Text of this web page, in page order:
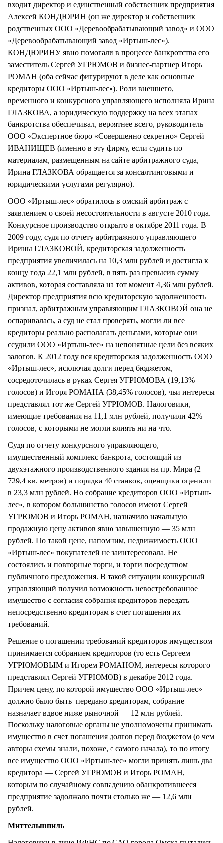
входит директор и единственный собственник предприятия
Алексей КОНДЮРИН (он же директор и собственник
родственных ООО «Деревообрабатывающий завод» и ООО
«Деревообрабатывающий завод «Иртыш-лес»).
КОНДЮРИНУ явно помогали в процессе банкротства его
заместитель Сергей УГРЮМОВ и бизнес-партнер Игорь
РОМАН (оба сейчас фигурируют в деле как основные
кредиторы ООО «Иртыш-лес»). Роли внешнего,
временного и конкурсного управляющего исполняла Ирина
ГЛАЗКОВА, а юридическую поддержку на всех этапах
банкротства обеспечивал, вероятнее всего, руководитель
ООО «Экспертное бюро «Совершенно секретно» Сергей
ИВАНИЩЕВ (именно в эту фирму, если судить по
материалам, размещенным на сайте арбитражного суда,
Ирина ГЛАЗКОВА обращается за консалтинговыми и
юридическими услугами регулярно).
ООО «Иртыш-лес» обратилось в омский арбитраж с
заявлением о своей несостоятельности в августе 2010 года.
Конкурсное производство открыто в октябре 2011 года. В
2009 году, судя по отчету арбитражного управляющего
Ирины ГЛАЗКОВОЙ, кредиторская задолженность
предприятия увеличилась на 10,3 млн рублей и достигла к
концу года 22,1 млн рублей, в пять раз превысив сумму
активов, которая составляла на тот момент 4,36 млн рублей.
Директор предприятия всю кредиторскую задолженность
признал, арбитражным управляющим ГЛАЗКОВОЙ она не
оспаривалась, а суд не стал проверять, могли ли все
кредиторы реально располагать деньгами, которые они
ссудили ООО «Иртыш-лес» на непонятные цели без всяких
залогов. К 2012 году вся кредиторская задолженность ООО
«Иртыш-лес», исключая долги перед бюджетом,
сосредоточилась в руках Сергея УГРЮМОВА (19,13%
голосов) и Игоря РОМАНА (38,45% голосов), чьи интересы
представлял тот же Сергей УГРЮМОВ. Налоговики,
имеющие требования на 11,1 млн рублей, получили 42%
голосов, с которыми не могли влиять ни на что.
Судя по отчету конкурсного управляющего,
имущественный комплекс банкрота, состоящий из
двухэтажного производственного здания на пр. Мира (2
729,4 кв. метров) и порядка 40 станков, оценщики оценили
в 23,3 млн рублей. Но собрание кредиторов ООО «Иртыш-
лес», в котором большинство голосов имеют Сергей
УГРЮМОВ и Игорь РОМАН, назначило начальную
продажную цену активов явно завышенную — 35 млн
рублей. По такой цене, напомним, недвижимость ООО
«Иртыш-лес» покупателей не заинтересовала. Не
состоялись и повторные торги, и торги посредством
публичного предложения. В такой ситуации конкурсный
управляющий получил возможность невостребованное
имущество с согласия собрания кредиторов передать
непосредственно кредиторам в счет погашения их
требований.
Решение о погашении требований кредиторов имуществом
принимается собранием кредиторов (то есть Сергеем
УГРЮМОВЫМ и Игорем РОМАНОМ, интересы которого
представлял Сергей УГРЮМОВ) в декабре 2012 года.
Причем цену, по которой имущество ООО «Иртыш-лес»
должно было быть передано кредиторам, собрание
назначает вдвое ниже рыночной — 12 млн рублей.
Поскольку налоговые органы не уполномочены принимать
имущество в счет погашения долгов перед бюджетом (о чем
авторы схемы знали, похоже, с самого начала), то по итогу
все имущество ООО «Иртыш-лес» могли принять лишь два
кредитора — Сергей УГРЮМОВ и Игорь РОМАН,
которым по случайному совпадению обанкротившееся
предприятие задолжало почти столько же — 12,6 млн
рублей.
Миттельшпиль